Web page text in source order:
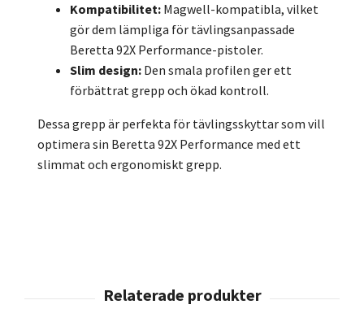
Kompatibilitet: Magwell-kompatibla, vilket
gör dem lämpliga för tävlingsanpassade
Beretta 92X Performance-pistoler.
Slim design: Den smala profilen ger ett
förbättrat grepp och ökad kontroll.
Dessa grepp är perfekta för tävlingsskyttar som vill
optimera sin Beretta 92X Performance med ett
slimmat och ergonomiskt grepp.